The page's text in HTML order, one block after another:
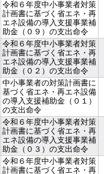
令和６年度中小事業者対策
計画書に基づく省エネ・再
エネ設備の導入支援事業補
助金（０９）の支出命令
令和６年度中小事業者対策
計画書に基づく省エネ・再
エネ設備の導入支援事業補
助金（０２）の支出命令
中小事業者の対策計画書に
基づく省エネ・再エネ設備
の導入支援補助金（０１）
の支出命令
令和６年度中小事業者対策
計画書に基づく省エネ・再
エネ設備の導入支援事業補
助金（０３）の支出命令
令和６年度中小事業者対策
計画書に基づく省エネ・再